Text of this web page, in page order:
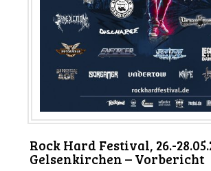
Rock Hard Festival, 26.-
Gelsenkirchen – Vorbericht